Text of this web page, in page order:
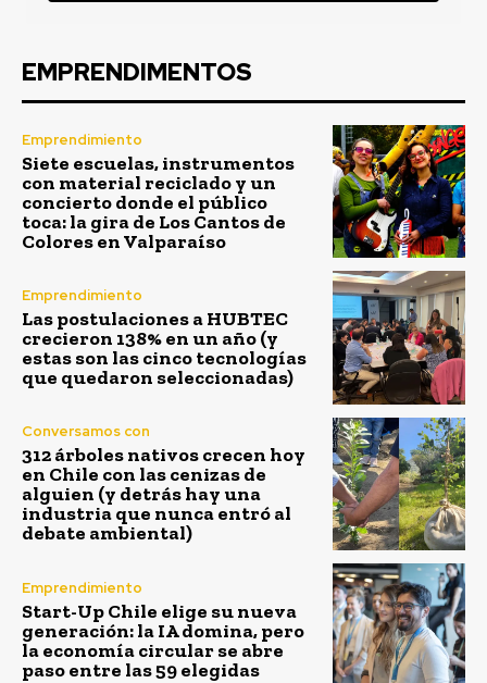
EMPRENDIMENTOS
Emprendimiento
Siete escuelas, instrumentos
con material reciclado y un
concierto donde el público
toca: la gira de Los Cantos de
Colores en Valparaíso
Emprendimiento
Las postulaciones a HUBTEC
crecieron 138% en un año (y
estas son las cinco tecnologías
que quedaron seleccionadas)
Conversamos con
312 árboles nativos crecen hoy
en Chile con las cenizas de
alguien (y detrás hay una
industria que nunca entró al
debate ambiental)
Emprendimiento
Start-Up Chile elige su nueva
generación: la IA domina, pero
la economía circular se abre
paso entre las 59 elegidas